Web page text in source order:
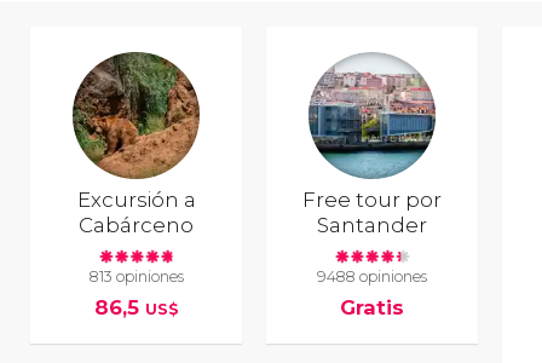
Excursión a
Cabárceno
813 opiniones
86,5 US$
Free tour por
Santander
9488 opiniones
Gratis